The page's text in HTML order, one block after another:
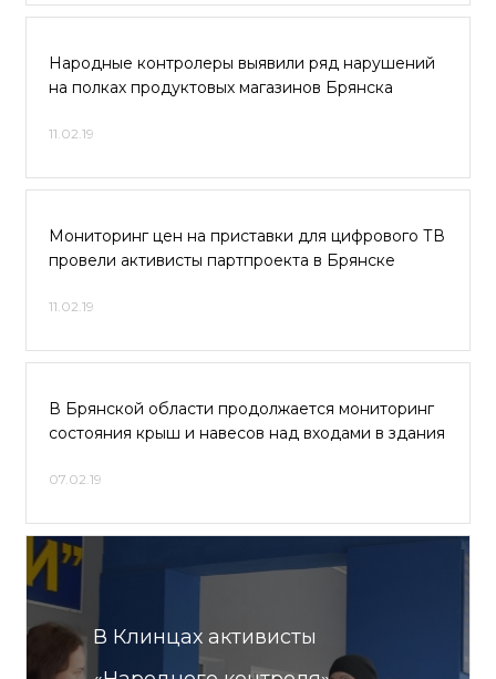
Народные контролеры выявили ряд нарушений
на полках продуктовых магазинов Брянска
11.02.19
Мониторинг цен на приставки для цифрового ТВ
провели активисты партпроекта в Брянске
11.02.19
В Брянской области продолжается мониторинг
состояния крыш и навесов над входами в здания
07.02.19
В Клинцах активисты